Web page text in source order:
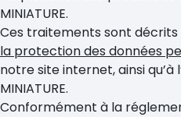
MINIATURE.
Ces traitements sont
la protection des données
notre site internet, ainsi qu’à
MINIATURE.
Conformément à la